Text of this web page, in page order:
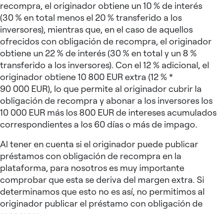
recompra, el originador obtiene un 10 % de interés
(30 % en total menos el 20 % transferido a los
inversores), mientras que, en el caso de aquellos
ofrecidos con obligación de recompra, el originador
obtiene un 22 % de interés (30 % en total y un 8 %
transferido a los inversores). Con el 12 % adicional, el
originador obtiene 10 800 EUR extra (12 % *
90 000 EUR), lo que permite al originador cubrir la
obligación de recompra y abonar a los inversores los
10 000 EUR más los 800 EUR de intereses acumulados
correspondientes a los 60 días o más de impago.
Al tener en cuenta si el originador puede publicar
préstamos con obligación de recompra en la
plataforma, para nosotros es muy importante
comprobar que esta se deriva del margen extra. Si
determinamos que esto no es así, no permitimos al
originador publicar el préstamo con obligación de